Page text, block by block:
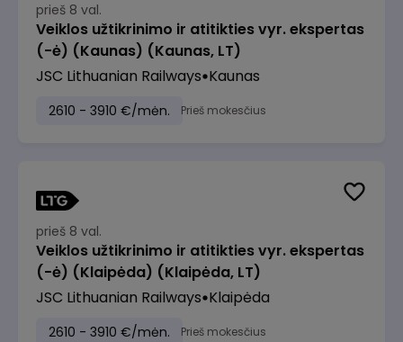
prieš 8 val.
Veiklos užtikrinimo ir atitikties vyr. ekspertas
(-ė) (Kaunas) (Kaunas, LT)
JSC Lithuanian Railways Kaunas
2610 - 3910 €/mėn. Prieš mokesčius
prieš 8 val.
Veiklos užtikrinimo ir atitikties vyr. ekspertas
(-ė) (Klaipėda) (Klaipėda, LT)
JSC Lithuanian Railways Klaipėda
2610 - 3910 €/mėn. Prieš mokesčius